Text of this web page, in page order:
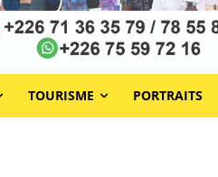
TOURISME PORTRAITS